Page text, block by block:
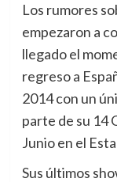
Los rumores
empezaron a
llegado el
regreso a
2014 con un
parte de su 14
Junio en el
Sus últimos